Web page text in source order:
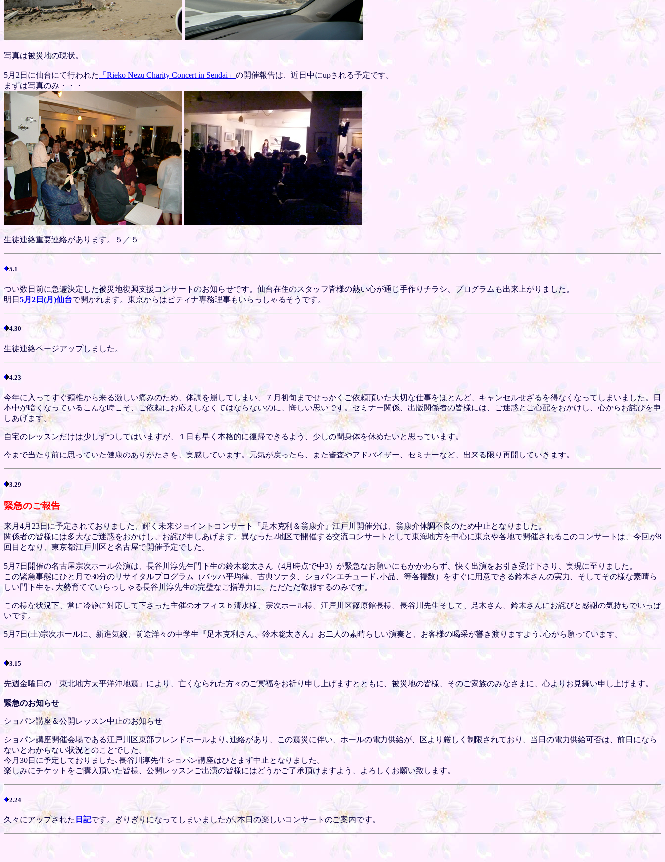
写真は被災地の現状。
5月2日に仙台にて行われた 「Rieko Nezu Charity Concert in Sendai」 の開催報告は、近日中にupされる予定です。
まずは写真のみ・・・
生徒連絡重要連絡があります。５／５
5.1
つい数日前に急遽決定した被災地復興支援コンサートのお知らせです。仙台在住のスタッフ皆様の熱い心が通じ手作りチラシ、プログラムも出来上がりました。
明日 5月2日(月)仙台で開かれます。東京からはピティナ専務理事もいらっしゃるそうです。
4.30
生徒連絡ページアップしました。
4.23
今年に入ってすぐ頸椎から来る激しい痛みのため、体調を崩してしまい、７月初旬までせっかくご依頼頂いた大切な仕事をほとんど、キャンセルせざるを得なくなってしまいました。日
本中が暗くなっているこんな時こそ、ご依頼にお応えしなくてはならないのに、悔しい思いです。セミナー関係、出版関係者の皆様には、ご迷惑とご心配をおかけし、心からお詫びを申
しあげます。
自宅のレッスンだけは少しずつしてはいますが、１日も早く本格的に復帰できるよう、少しの間身体を休めたいと思っています。
今まで当たり前に思っていた健康のありがたさを、実感しています。元気が戻ったら、また審査やアドバイザー、セミナーなど、出来る限り再開していきます。
3.29
緊急のご報告
来月4月23日に予定されておりました、輝く未来ジョイントコンサート『足木克利＆翁康介』江戸川開催分は、翁康介体調不良のため中止となりました。
関係者の皆様には多大なご迷惑をおかけし、お詫び申しあげます。異なった2地区で開催する交流コンサートとして東海地方を中心に東京や各地で開催されるこのコンサートは、今回が8
回目となり、東京都江戸川区と名古屋で開催予定でした。
5月7日開催の名古屋宗次ホール公演は、長谷川淳先生門下生の鈴木聡太さん（4月時点で中3）が緊急なお願いにもかかわらず、快く出演をお引き受け下さり、実現に至りました。
この緊急事態にひと月で30分のリサイタルプログラム（バッハ平均律、古典ソナタ、ショパンエチュード､小品、等各複数）をすぐに用意できる鈴木さんの実力、そしてその様な素晴ら
しい門下生を､大勢育てていらっしゃる長谷川淳先生の完璧なご指導力に、ただただ敬服するのみです。
この様な状況下、常に冷静に対応して下さった主催のオフィスｂ清水様、宗次ホール様、江戸川区篠原館長様、長谷川先生そして、足木さん、鈴木さんにお詫びと感謝の気持ちでいっぱ
いです。
5月7日(土)宗次ホールに、新進気鋭、前途洋々の中学生『足木克利さん、鈴木聡太さん』お二人の素晴らしい演奏と、お客様の喝采が響き渡りますよう､心から願っています。
3.15
先週金曜日の「東北地方太平洋沖地震」により、亡くなられた方々のご冥福をお祈り申し上げますとともに、被災地の皆様、そのご家族のみなさまに、心よりお見舞い申し上げます。
緊急のお知らせ
ショパン講座＆公開レッスン中止のお知らせ
ショパン講座開催会場である江戸川区東部フレンドホールより､連絡があり、この震災に伴い、ホールの電力供給が、区より厳しく制限されており、当日の電力供給可否は、前日になら
ないとわからない状況とのことでした。
今月30日に予定しておりました､長谷川淳先生ショパン講座はひとまず中止となりました。
楽しみにチケットをご購入頂いた皆様、公開レッスンご出演の皆様にはどうかご了承頂けますよう、よろしくお願い致します。
2.24
久々にアップされた 日記です。ぎりぎりになってしまいましたが､本日の楽しいコンサートのご案内です。